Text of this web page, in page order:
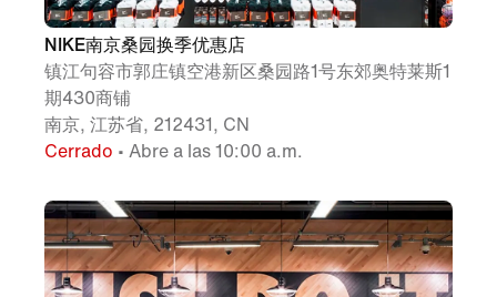
NIKE南京桑园换季优惠店
镇江句容市郭庄镇空港新区桑园路1号东郊奥特莱斯1
期430商铺
南京, 江苏省, 212431, CN
Cerrado • Abre a las 10:00 a.m.